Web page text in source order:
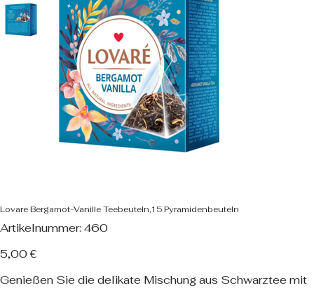
Lovare Bergamot-Vanille Teebeuteln,15 Pyramidenbeuteln
Artikelnummer:
Artikelnummer:
460
460
Preis
5,00 €
Genießen Sie die delikate Mischung aus Schwarztee mit